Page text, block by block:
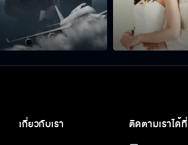
เกี่ยวกับเรา ติดตามเราได้ที่